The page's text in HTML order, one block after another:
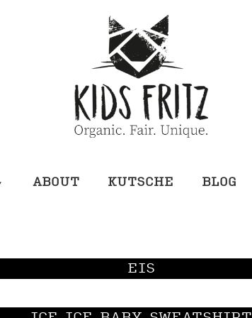
ABOUT KUTSCHE BLOG
EIS